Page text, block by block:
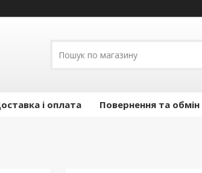
і оплата Повернення та обмін